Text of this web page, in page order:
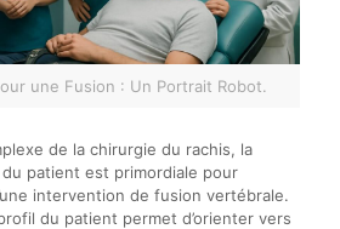
une Fusion : Un Portrait Robot.
de la chirurgie du rachis, la
patient est primordiale pour
intervention de fusion vertébrale.
du patient permet d’orienter vers